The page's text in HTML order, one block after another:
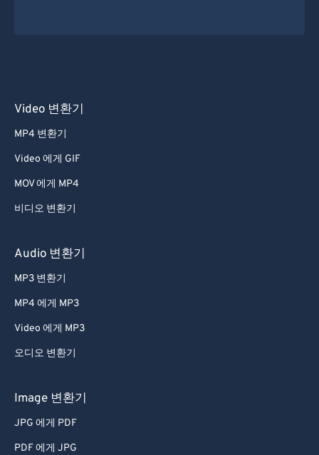
Video 변환기
MP4 변환기
Video 에게 GIF
MOV 에게 MP4
비디오 변환기
Audio 변환기
MP3 변환기
MP4 에게 MP3
Video 에게 MP3
오디오 변환기
Image 변환기
JPG 에게 PDF
PDF 에게 JPG